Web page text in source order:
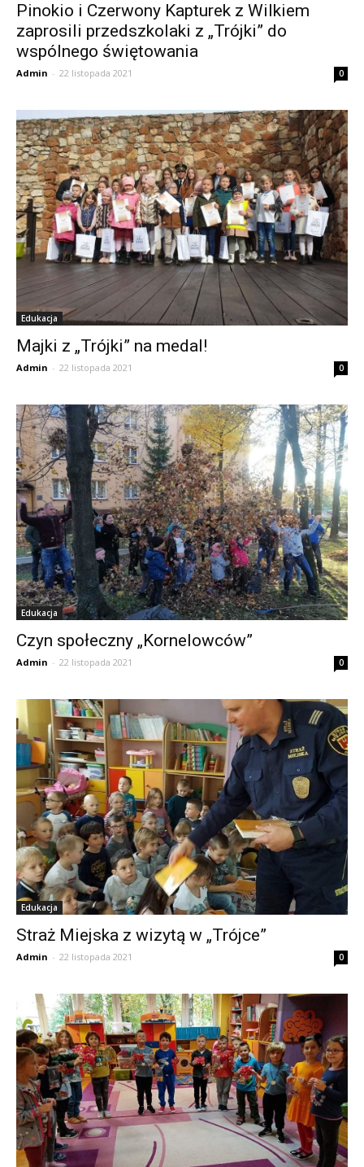
Pinokio i Czerwony Kapturek z Wilkiem
zaprosili przedszkolaki z „Trójki” do
wspólnego świętowania
Admin - 22 listopada 2021 0
Edukacja
Majki z „Trójki” na medal!
Admin - 22 listopada 2021 0
Edukacja
Czyn społeczny „Kornelowców”
Admin - 22 listopada 2021 0
Edukacja
Straż Miejska z wizytą w „Trójce”
Admin - 22 listopada 2021 0